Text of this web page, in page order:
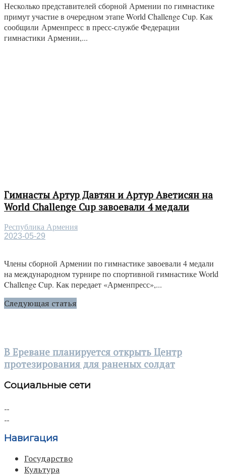
Несколько представителей сборной Армении по гимнастике
примут участие в очередном этапе World Challenge Cup. Как
сообщили Арменпресс в пресс-службе Федерации
гимнастики Армении,...
Гимнасты Артур Давтян и Артур Аветисян на
World Challenge Cup завоевали 4 медали
Республика Армения
2023-05-29
Члены сборной Армении по гимнастике завоевали 4 медали
на международном турнире по спортивной гимнастике World
Challenge Cup. Как передает «Арменпресс»,...
Следующая статья
В Ереване планируется открыть Центр
протезирования для раненых солдат
Социальные сети
Навигация
Государство
Культура